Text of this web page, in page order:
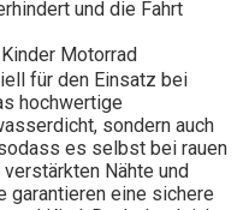
und die Fahrt
Kinder Motorrad
für den Einsatz bei
hochwertige
sondern auch
es selbst bei rauen
Nähte und
eine sichere